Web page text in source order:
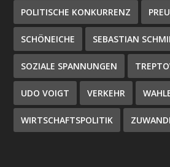
POLITISCHE KONKURRENZ
SCHÖNEICHE SEBASTIAN
SOZIALE SPANNUNGEN
UDO VOIGT VERKEHR
WIRTSCHAFTSPOLITIK